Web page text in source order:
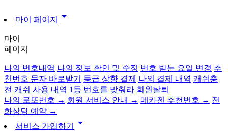
마이 페이지 arrow_drop_down
마이
페이지
나의 번호내역 나의 정보 확인 및 수정 번호 받는 요일 변경 추
천번호 문자 바로받기
등급 상향 결제 나의 결제 내역 캐쉬충
전 캐쉬 사용 내역 1등 번호를 맞춰라 회원탈퇴
나의 로또번호 → 회원 서비스 안내 → 메카젠 추천번호 → 전
화상담 예약 →
서비스 가입하기
arrow_drop_down